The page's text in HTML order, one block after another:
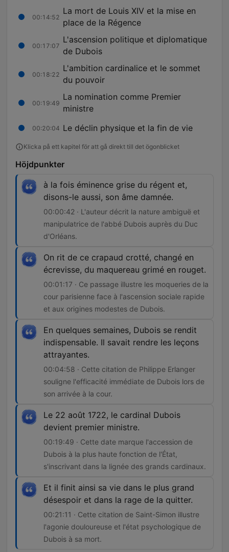
00:14:52
La mort de Louis XIV et la mise en
place de la Régence
00:17:07
L'ascension politique et diplomatique
de Dubois
00:18:22
L'ambition cardinalice et le sommet
du pouvoir
00:19:49
La nomination comme Premier
ministre
00:20:04 Le déclin physique et la fin de vie
Klicka på ett kapitel för att gå direkt till det ögonblicket
Höjdpunkter
à la fois éminence grise du régent et,
disons-le aussi, son âme damnée.
00:00:42 · L'auteur décrit la nature ambiguë et
manipulatrice de l'abbé Dubois auprès du Duc
d'Orléans.
On rit de ce crapaud crotté, changé en
écrevisse, du maquereau grimé en rouget.
00:01:17 · Ce passage illustre les moqueries de la
cour parisienne face à l'ascension sociale rapide
et aux origines modestes de Dubois.
En quelques semaines, Dubois se rendit
indispensable. Il savait rendre les leçons
attrayantes.
00:04:58 · Cette citation de Philippe Erlanger
souligne l'efficacité immédiate de Dubois lors de
son arrivée à la cour.
Le 22 août 1722, le cardinal Dubois
devient premier ministre.
00:19:49 · Cette date marque l'accession de
Dubois à la plus haute fonction de l'État,
s'inscrivant dans la lignée des grands cardinaux.
Et il finit ainsi sa vie dans le plus grand
désespoir et dans la rage de la quitter.
00:21:11 · Cette citation de Saint-Simon illustre
l'agonie douloureuse et l'état psychologique de
Dubois à sa mort.